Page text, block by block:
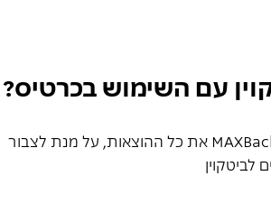
עם השימוש בכרטיס?
מרכזים בכרטיס MAXBack CRYPTO את כל ההוצאות, על מנת לצבור